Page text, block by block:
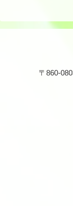
〒860-